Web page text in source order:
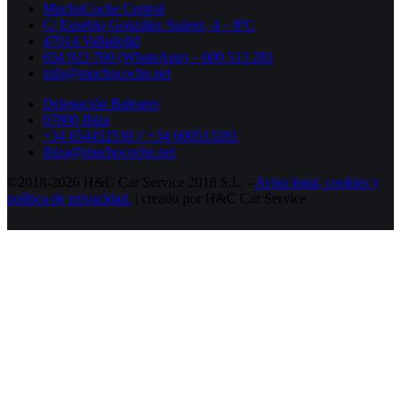
MuchoCoche Central
C/ Eusebio González Suárez, 4 – 8ºC
47014 Valladolid
654 923 760 (WhatsApp) – 600 513 281
info@muchocoche.net
Delegación Baleares
07800 Ibiza
+34 654452530 // +34 600513281
ibiza@muchocoche.net
©2018-2026 H&C Car Service 2018 S.L. - Aviso legal, cookies y
política de privacidad. | creado por H&C Car Service